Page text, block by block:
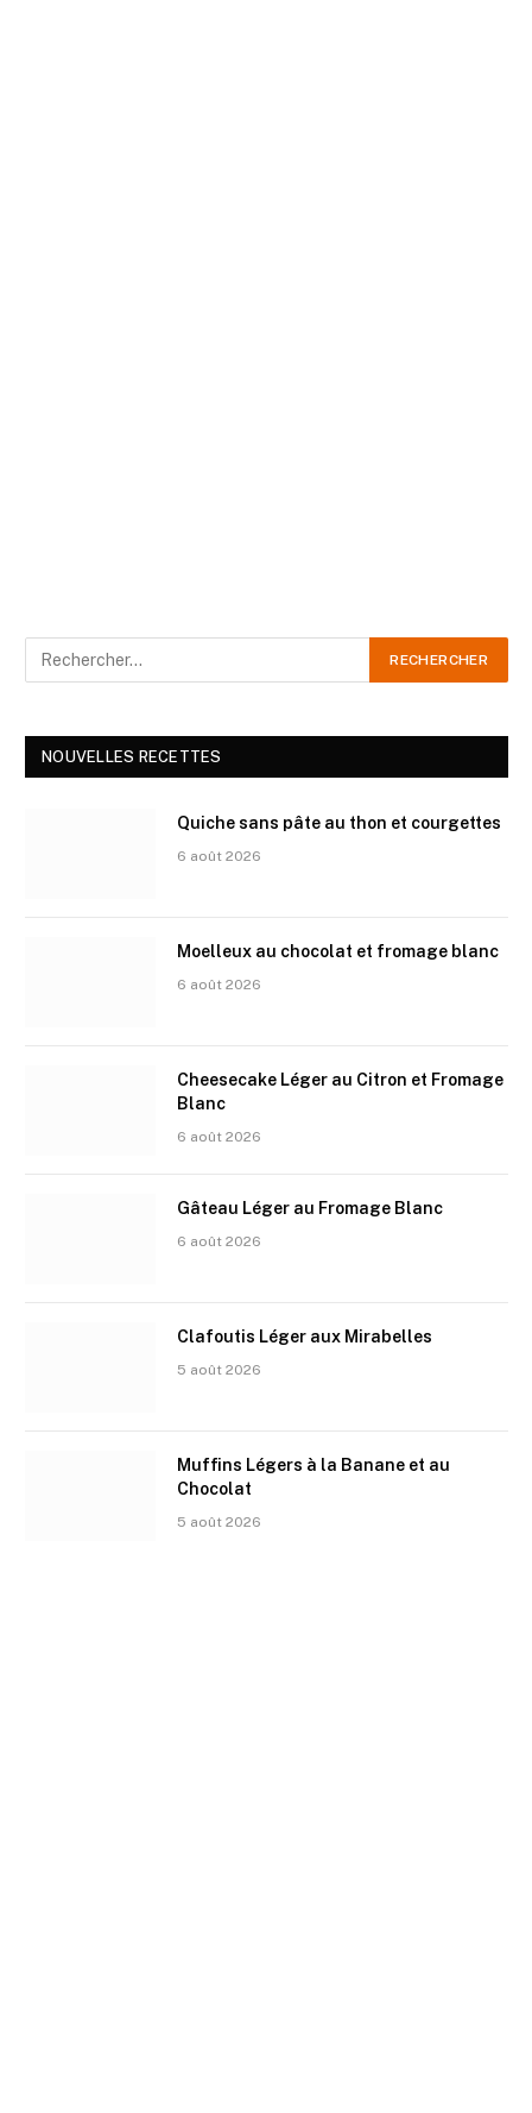
NOUVELLES RECETTES
Quiche sans pâte au thon et courgettes
6 août 2026
Moelleux au chocolat et fromage blanc
6 août 2026
Cheesecake Léger au Citron et Fromage
Blanc
6 août 2026
Gâteau Léger au Fromage Blanc
6 août 2026
Clafoutis Léger aux Mirabelles
5 août 2026
Muffins Légers à la Banane et au
Chocolat
5 août 2026